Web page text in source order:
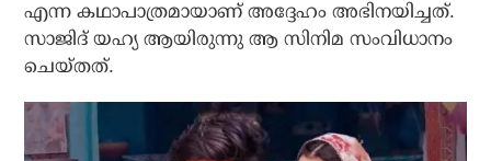
എന്ന കഥാപാത്രമായാണ് അദ്ദേഹം അഭിനയിച്ചത്.
സാജിദ് യഹ്യ ആയിരുന്നു ആ സിനിമ സംവിധാനം
ചെയ്തത്.